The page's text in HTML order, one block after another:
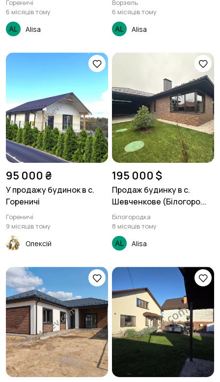
Гореничі
6 місяців тому
Alisa
Ворзель
6 місяців тому
Alisa
95 000 ₴
У продажу будинок в с.
Гореничі
Гореничі
9 місяців тому
Олексій
195 000 $
Продаж будинку в с.
Шевченкове (Білогоро...
Білогородка
8 місяців тому
Alisa